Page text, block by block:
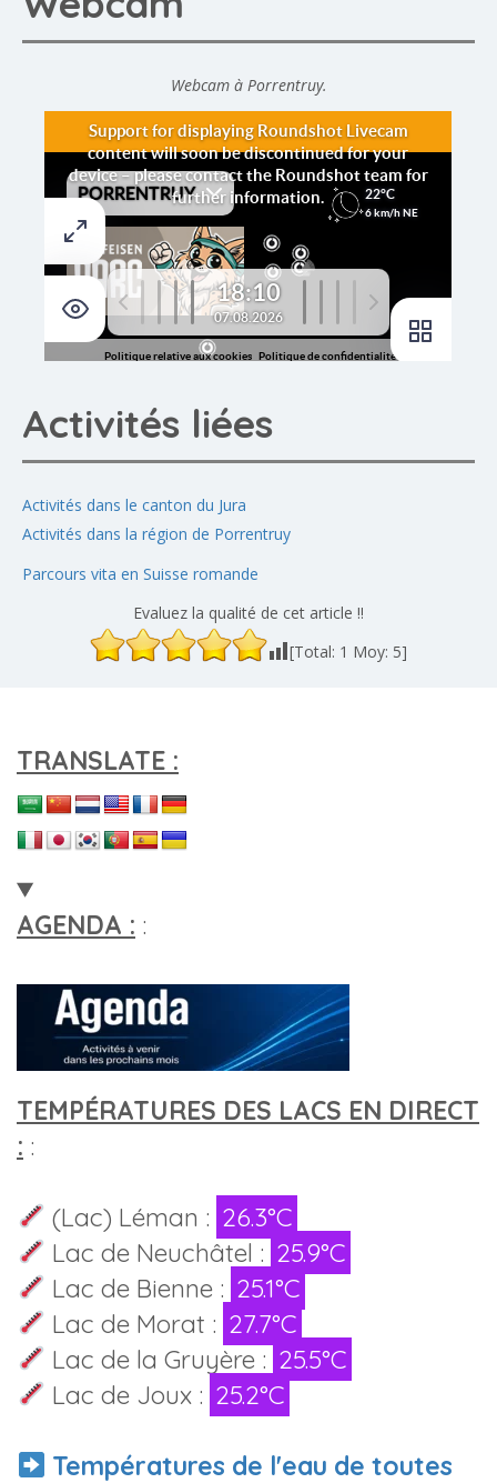
Webcam à Porrentruy.
Activités liées
Activités dans le canton du Jura
Activités dans la région de Porrentruy
Parcours vita en Suisse romande
Evaluez la qualité de cet article !!
[Total: 1 Moy: 5]
TRANSLATE :
AGENDA : :
TEMPÉRATURES DES LACS EN DIRECT
: :
(Lac) Léman : 26.3°C
Lac de Neuchâtel : 25.9°C
Lac de Bienne : 25.1°C
Lac de Morat : 27.7°C
Lac de la Gruyère : 25.5°C
Lac de Joux : 25.2°C
Températures de l'eau de toutes